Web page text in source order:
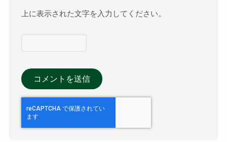
上に表示された文字を入力してください。